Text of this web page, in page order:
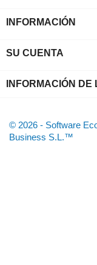
INFORMACIÓN
SU CUENTA
INFORMACIÓN DE
© 2026 - Software
Business S.L.™